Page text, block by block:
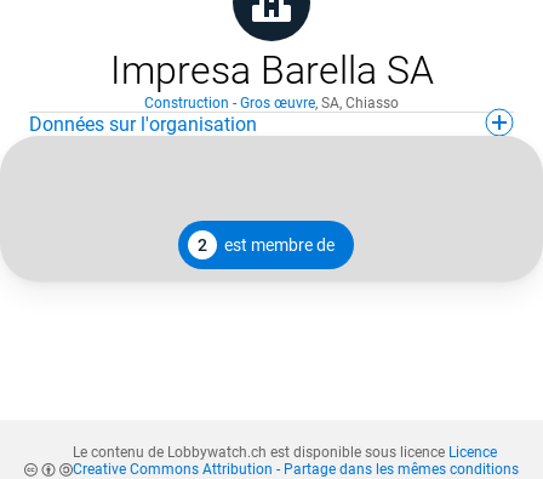
Impresa Barella SA
Construction - Gros œuvre, SA, Chiasso
Données sur l'organisation
2 est membre de
Le contenu de Lobbywatch.ch est disponible sous licence Licence
Creative Commons Attribution - Partage dans les mêmes conditions